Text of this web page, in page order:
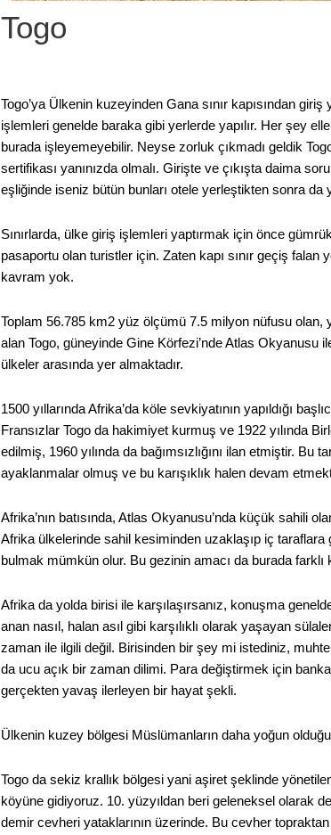
Togo
Togo’ya Ülkenin kuzeyinden Gana sınır kapısından
işlemleri genelde baraka gibi yerlerde yapılır. Her şey
burada işleyemeyebilir. Neyse zorluk çıkmadı geldik
sertifikası yanınızda olmalı. Girişte ve çıkışta daima
eşliğinde iseniz bütün bunları otele yerleştikten sonra
Sınırlarda, ülke giriş işlemleri yaptırmak için önce
pasaportu olan turistler için. Zaten kapı sınır geçiş
kavram yok.
Toplam 56.785 km2 yüz ölçümü 7.5 milyon nüfusu olan,
alan Togo, güneyinde Gine Körfezi’nde Atlas Okyanusu
ülkeler arasında yer almaktadır.
1500 yıllarında Afrika’da köle sevkiyatının yapıldığı
Fransızlar Togo da hakimiyet kurmuş ve 1922 yılında
edilmiş, 1960 yılında da bağımsızlığını ilan etmiştir.
ayaklanmalar olmuş ve bu karışıklık halen devam
Afrika’nın batısında, Atlas Okyanusu’nda küçük sahili
Afrika ülkelerinde sahil kesiminden uzaklaşıp iç
bulmak mümkün olur. Bu gezinin amacı da burada
Afrika da yolda birisi ile karşılaşırsanız, konuşma
anan nasıl, halan asıl gibi karşılıklı olarak yaşayan
zaman ile ilgili değil. Birisinden bir şey mi istediniz,
da ucu açık bir zaman dilimi. Para değiştirmek için
gerçekten yavaş ilerleyen bir hayat şekli.
Ülkenin kuzey bölgesi Müslümanların daha yoğun
Togo da sekiz krallık bölgesi yani aşiret şeklinde
köyüne gidiyoruz. 10. yüzyıldan beri geleneksel olarak
demir cevheri yataklarının üzerinde. Bu cevher